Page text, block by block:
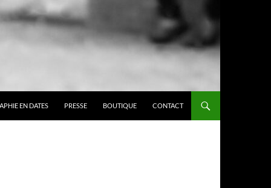
EN DATES PRESSE BOUTIQUE CONTACT